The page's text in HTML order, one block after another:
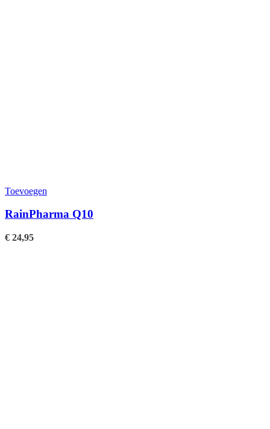
Toevoegen
RainPharma Q10
€ 24,95